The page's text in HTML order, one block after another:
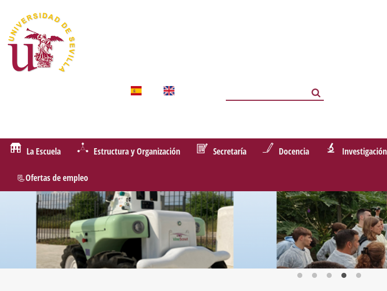
La Escuela Estructura y Organización Secretaría Docencia Investigación
📃Ofertas de empleo